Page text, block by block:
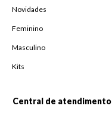
Novidades
Feminino
Masculino
Kits
Central de atendimento